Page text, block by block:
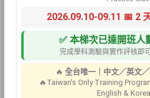
2026.09.10-09.11 📅 2
✅ 本梯次已達開班人
完成學科測驗與實作評核即
🔥全台唯一｜中文／英文
🔥Taiwan's Only Training
English &